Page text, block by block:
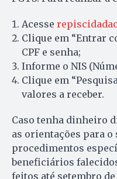
Acesse
Clique em “Entrar
CPF e senha;
Informe o NIS
Clique em
valores a receber.
Caso tenha dinheiro
as orientações para
procedimentos
beneficiários
feitos até setembro